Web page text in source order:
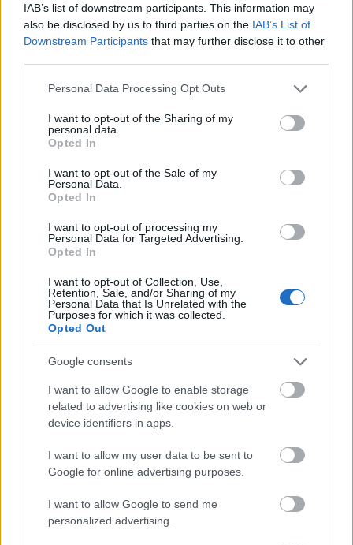
IAB’s list of downstream participants. This information may
also be disclosed by us to third parties on the IAB’s List of
Downstream Participants that may further disclose it to other
Please note that this website/app uses one or more Google
not limited to your visit or usage behaviour. You may click to
grant or deny consent to Google and its third-party tags to
use your data for below specified purposes in below Google
consent section.
Personal Data Processing Opt Outs
I want to opt-out of the Sharing of my
personal data.
Opted In
I want to opt-out of the Sale of my
Personal Data.
Opted In
I want to opt-out of processing my
Personal Data for Targeted Advertising.
Opted In
I want to opt-out of Collection, Use,
Retention, Sale, and/or Sharing of my
Personal Data that Is Unrelated with the
Purposes for which it was collected.
Opted Out
Google consents
I want to allow Google to enable storage
related to advertising like cookies on web or
device identifiers in apps.
I want to allow my user data to be sent to
Google for online advertising purposes.
I want to allow Google to send me
personalized advertising.
Az együttműködő autonóm extrudálás hálózatot
rövidítőCAXTONnevű algoritmust mélytanulással
deep learning) gyakoroltatták. 192 nyomat készítése
közben felvett 950 ezer képen tanult. Minden egyes
képet a printer aktuális beállításával (sebesség,
hőmérséklet, nyomtatófej stb.) címkéztek fel, ami
lehetővé tette, hogy megtanulja a hibák kijavítását.
Felderítésükben és korrigálásukban is jobban
teljesít, mintha ember végezné ugyanezeket a
feladatokat.
CAXTON automatikusan címkézi fel és javítja ki
bővítését és diverzifikálását tervezik, hogy a
módszert általánossá – gép- és anyag-függetlenné –
szoftverrel ellentétben, ez az algoritmus nemcsak
egyetlen nyomat, anyag, rendszer korlátozott
hibalehetőségeit azonosítja, hanem sokkal többre
Fejlesztői szerint
nyomtatáshoz.”A tanulással eléri azt a szintet, hogy
korábban nem látott hibákat ismeretlen anyagok
esetében is azonosít, kijavít. Mivel folyamatosan
legprofibb humán munkaerőnél is jobb
teljesítményre lesz képes, ami a
minőségellenőrzésnél, különösen biztonságkritikus
alkalmazásokban, például a légjármű-, a
járműiparban vagy az energetikában fontos.